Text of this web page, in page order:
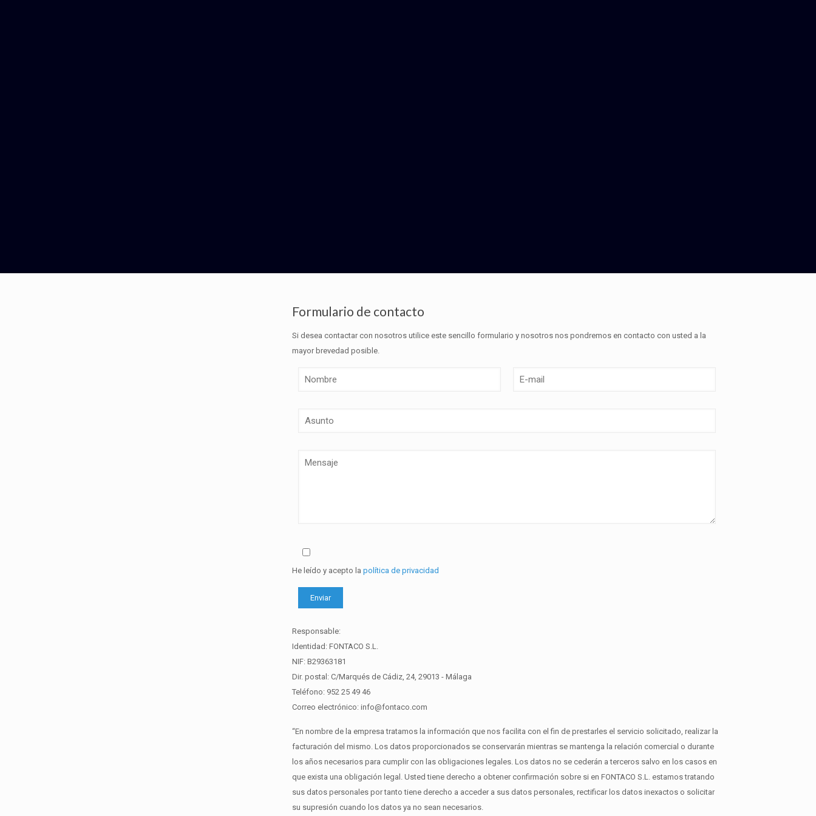
Formulario de contacto
Si desea contactar con nosotros utilice este sencillo formulario y nosotros nos pondremos en contacto con usted a la
mayor brevedad posible.
He leído y acepto la política de privacidad
Responsable:
Identidad: FONTACO S.L.
NIF: B29363181
Dir. postal: C/Marqués de Cádiz, 24, 29013 - Málaga
Teléfono: 952 25 49 46
Correo electrónico: info@fontaco.com
“En nombre de la empresa tratamos la información que nos facilita con el fin de prestarles el servicio solicitado, realizar la
facturación del mismo. Los datos proporcionados se conservarán mientras se mantenga la relación comercial o durante
los años necesarios para cumplir con las obligaciones legales. Los datos no se cederán a terceros salvo en los casos en
que exista una obligación legal. Usted tiene derecho a obtener confirmación sobre si en FONTACO S.L. estamos tratando
sus datos personales por tanto tiene derecho a acceder a sus datos personales, rectificar los datos inexactos o solicitar
su supresión cuando los datos ya no sean necesarios.